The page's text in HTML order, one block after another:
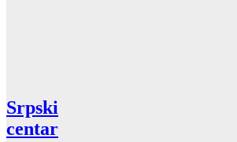
Srpski
centar